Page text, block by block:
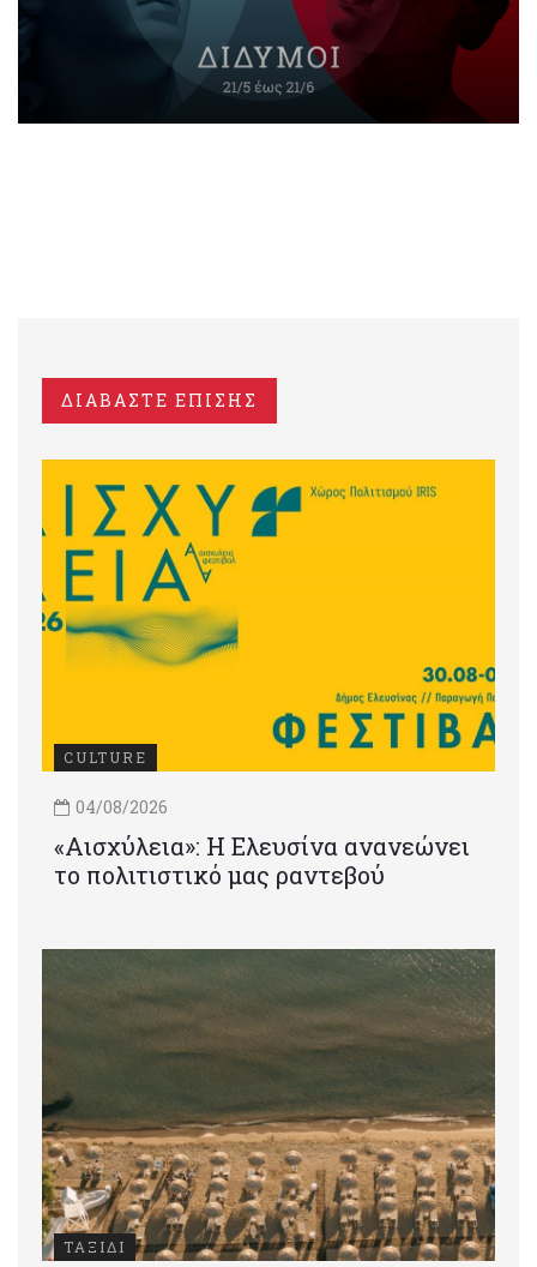
ΔΙΑΒΑΣΤΕ ΕΠΙΣΗΣ
CULTURE
04/08/2026
«Αισχύλεια»: Η Ελευσίνα ανανεώνει
το πολιτιστικό μας ραντεβού
ΤΑΞΙΔΙ